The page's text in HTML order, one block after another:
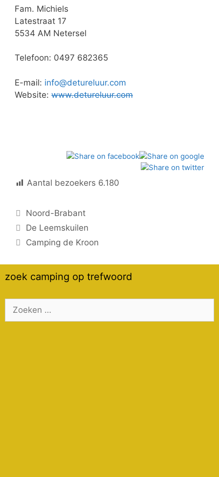
Fam. Michiels
Latestraat 17
5534 AM Netersel
Telefoon: 0497 682365
E-mail: info@detureluur.com
Website: www.detureluur.com
Aantal bezoekers 6.180
Categorieën
Noord-Brabant
De Leemskuilen
Camping de Kroon
zoek camping op trefwoord
Zoek